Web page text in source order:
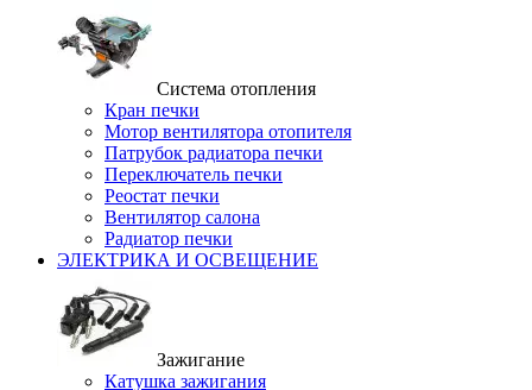
Система отопления
Кран печки
Мотор вентилятора отопителя
Патрубок радиатора печки
Переключатель печки
Реостат печки
Вентилятор салона
Радиатор печки
ЭЛЕКТРИКА И ОСВЕЩЕНИЕ
Зажигание
Катушка зажигания